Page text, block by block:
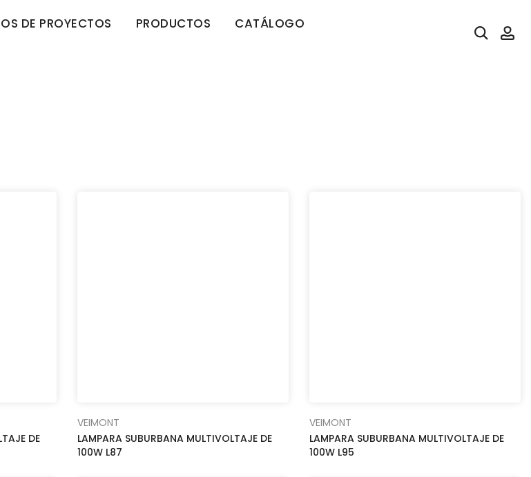
DE PROYECTOS PRODUCTOS
CATÁLOGO
DE
VEIMONT
LAMPARA SUBURBANA MULTIVOLTAJE DE
100W L87
VEIMONT
LAMPARA SUBURBANA MULTIVOLTAJE DE
100W L95